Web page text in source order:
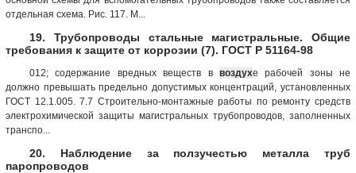
отдельная схема. Рис. 117. М...
19. Трубопроводы стальные магистральные. Общие
требования к защите от коррозии (7). ГОСТ Р 51164-98
012; содержание вредных веществ в воздухе рабочей зоны не
должно превышать предельно допустимых концентраций, установленных
ГОСТ 12.1.005. 7.7 Строительно-монтажные работы по ремонту средств
электрохимической защиты магистральных трубопроводов, заполненных
транспо...
20. Наблюдение за ползучестью металла труб
паропроводов